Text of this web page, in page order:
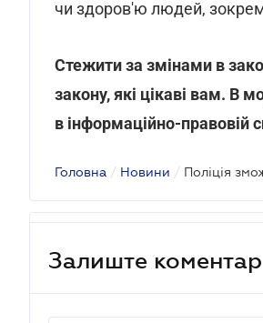
чи здоров'ю людей,
Стежити за змінами в
закону, які цікаві вам. В
в інформаційно-правовій
Головна / Новини /
Залиште коментар